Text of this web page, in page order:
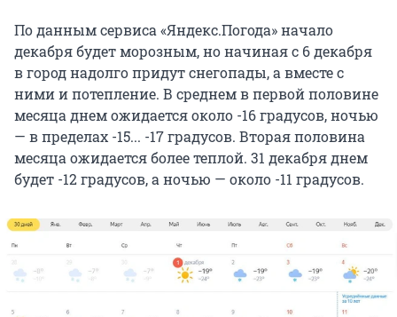
По данным сервиса «Яндекс.Погода» начало
декабря будет морозным, но начиная с 6 декабря
в город надолго придут снегопады, а вместе с
ними и потепление. В среднем в первой половине
месяца днем ожидается около -16 градусов, ночью
— в пределах -15... -17 градусов. Вторая половина
месяца ожидается более теплой. 31 декабря днем
будет -12 градусов, а ночью — около -11 градусов.